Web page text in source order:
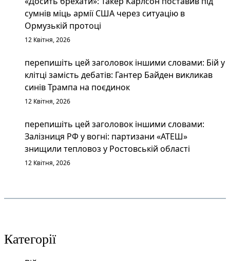
сумнів міць армії США через ситуацію в
Ормузькій протоці
12 Квітня, 2026
перепишіть цей заголовок іншими словами: Бій у
клітці замість дебатів: Гантер Байден викликав
синів Трампа на поєдинок
12 Квітня, 2026
перепишіть цей заголовок іншими словами:
Залізниця РФ у вогні: партизани «АТЕШ»
знищили тепловоз у Ростовській області
12 Квітня, 2026
Категорії